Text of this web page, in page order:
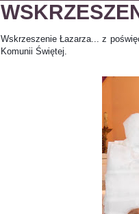
Wskrzeszenie Łazarza... z
Komunii Świętej.